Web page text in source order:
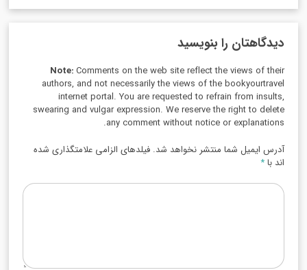
دیدگاهتان را بنویسید
Note:Comments on the web site reflect the views of their
authors, and not necessarily the views of the bookyourtravel
internet portal. You are requested to refrain from insults,
swearing and vulgar expression. We reserve the right to delete
any comment without notice or explanations.
آدرس ایمیل شما منتشر نخواهد شد. فیلدهای الزامی علامتگذاری شده
اند با*